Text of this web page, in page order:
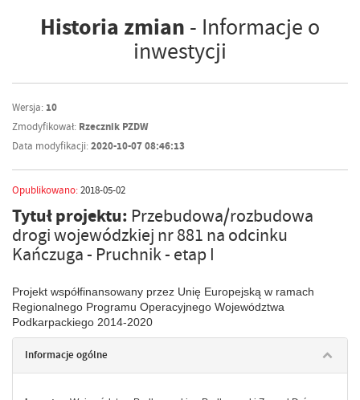
Historia zmian - Informacje o
inwestycji
Wersja: 10
Zmodyfikował: Rzecznik PZDW
Data modyfikacji:2020-10-07 08:46:13
Opublikowano:2018-05-02
Tytuł projektu: Przebudowa/rozbudowa
drogi wojewódzkiej nr 881 na odcinku
Kańczuga - Pruchnik - etap I
Projekt współfinansowany przez Unię Europejską w ramach
Regionalnego Programu Operacyjnego Województwa
Podkarpackiego 2014-2020
Informacje ogólne